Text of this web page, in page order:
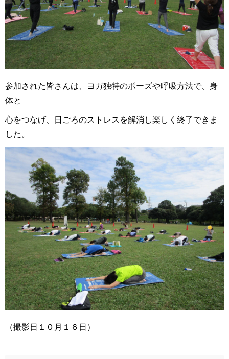
参加された皆さんは、ヨガ独特のポーズや呼吸方法で、身
体と
心をつなげ、日ごろのストレスを解消し楽しく終了できま
した。
（撮影日１０月１６日）